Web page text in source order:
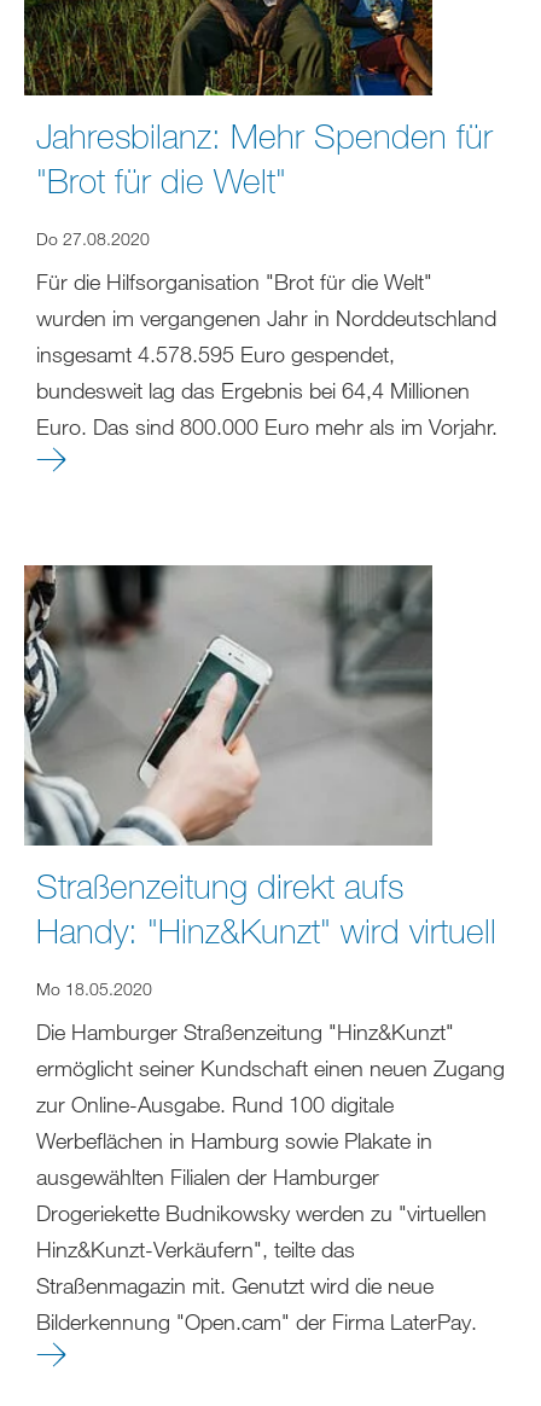
Jahresbilanz: Mehr Spenden für
"Brot für die Welt"
Do 27.08.2020
Für die Hilfsorganisation "Brot für die Welt"
wurden im vergangenen Jahr in Norddeutschland
insgesamt 4.578.595 Euro gespendet,
bundesweit lag das Ergebnis bei 64,4 Millionen
Euro. Das sind 800.000 Euro mehr als im Vorjahr.
Straßenzeitung direkt aufs
Handy: "Hinz&Kunzt" wird virtuell
Mo 18.05.2020
Die Hamburger Straßenzeitung "Hinz&Kunzt"
ermöglicht seiner Kundschaft einen neuen Zugang
zur Online-Ausgabe. Rund 100 digitale
Werbeflächen in Hamburg sowie Plakate in
ausgewählten Filialen der Hamburger
Drogeriekette Budnikowsky werden zu "virtuellen
Hinz&Kunzt-Verkäufern", teilte das
Straßenmagazin mit. Genutzt wird die neue
Bilderkennung "Open.cam" der Firma LaterPay.